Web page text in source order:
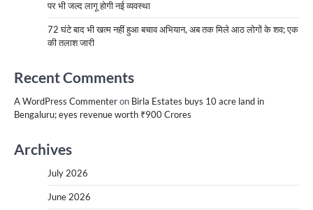
पर भी जल्द लागू होगी नई व्यवस्था
72 घंटे बाद भी खत्म नहीं हुआ बचाव अभियान, अब तक मिले आठ लोगों के शव; एक
की तलाश जारी
Recent Comments
A WordPress Commenteron Birla Estates buys 10 acre land in
Bengaluru; eyes revenue worth ₹900 Crores
Archives
July 2026
June 2026